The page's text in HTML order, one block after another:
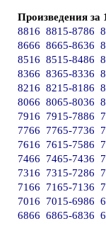
Произведения за
8816 8815-8786
8666 8665-8636
8516 8515-8486
8366 8365-8336
8216 8215-8186
8066 8065-8036
7916
7915-7886
7766
7765-7736
7616
7615-7586
7466
7465-7436
7316
7315-7286
7166
7165-7136
7016
7015-6986
6866 6865-6836